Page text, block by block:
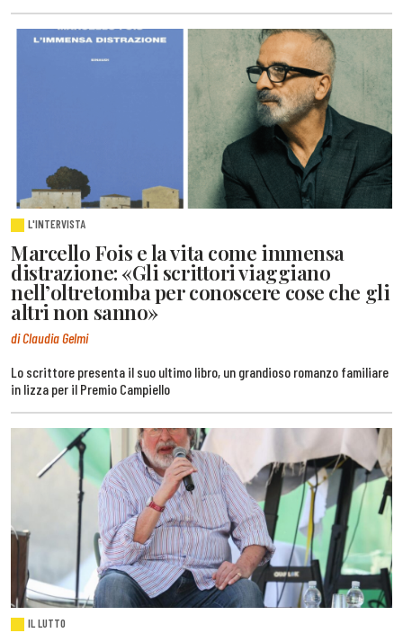
L'INTERVISTA
Marcello Fois e la vita come immensa
distrazione: «Gli scrittori viaggiano
nell’oltretomba per conoscere cose che gli
altri non sanno»
di Claudia Gelmi
Lo scrittore presenta il suo ultimo libro, un grandioso romanzo familiare
in lizza per il Premio Campiello
IL LUTTO